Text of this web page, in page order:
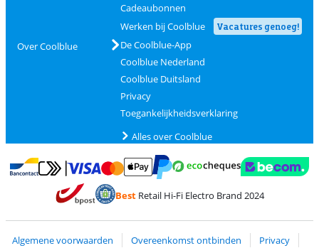
Over Coolblue
Cadeaubonnen
Werken bij Coolblue
Vacatures genoeg!
De Coolblue-App
Coolblue Nederland
Coolblue Duitsland
Privacy
Toegankelijkheidsverklaring
Alles over Coolblue
Betalen met Bancontact
Betalen met MasterCard en Visa via ClickToPay
BestRetail Hi-Fi Electro Brand 2024
Algemene voorwaarden Overeenkomst ontbinden
Privacy